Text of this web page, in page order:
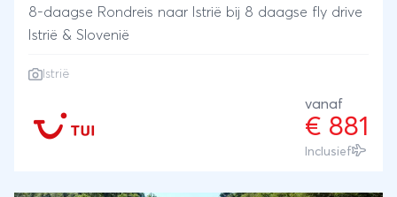
8-daagse Rondreis naar Istrië bij 8 daagse fly drive
Istrië & Slovenië
Istrië
vanaf
€ 881
Inclusief